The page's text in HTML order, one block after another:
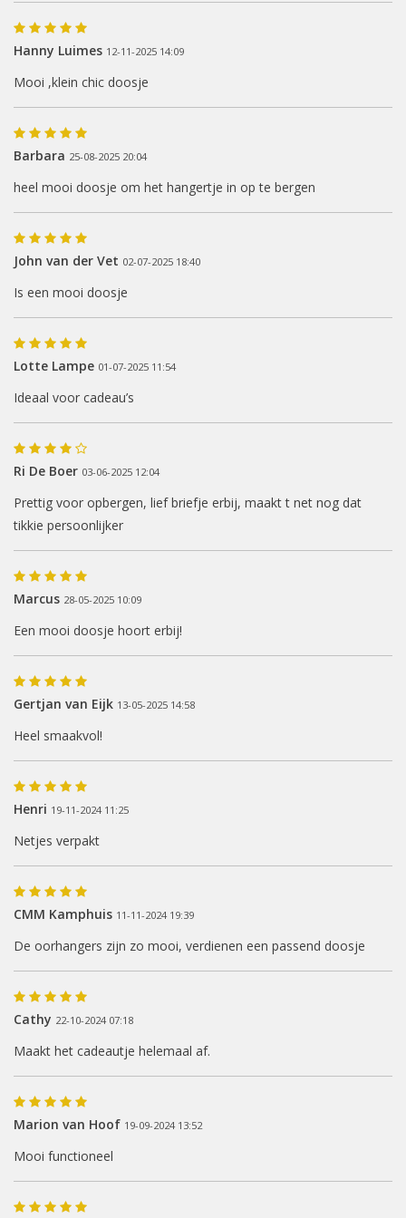
Hanny Luimes 12-11-2025 14:09
Mooi ,klein chic doosje
Barbara 25-08-2025 20:04
heel mooi doosje om het hangertje in op te bergen
John van der Vet 02-07-2025 18:40
Is een mooi doosje
Lotte Lampe 01-07-2025 11:54
Ideaal voor cadeau’s
Ri De Boer 03-06-2025 12:04
Prettig voor opbergen, lief briefje erbij, maakt t net nog dat
tikkie persoonlijker
Marcus 28-05-2025 10:09
Een mooi doosje hoort erbij!
Gertjan van Eijk 13-05-2025 14:58
Heel smaakvol!
Henri 19-11-2024 11:25
Netjes verpakt
CMM Kamphuis 11-11-2024 19:39
De oorhangers zijn zo mooi, verdienen een passend doosje
Cathy 22-10-2024 07:18
Maakt het cadeautje helemaal af.
Marion van Hoof 19-09-2024 13:52
Mooi functioneel